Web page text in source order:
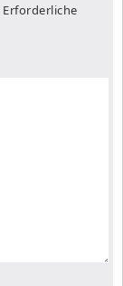
Erforderliche